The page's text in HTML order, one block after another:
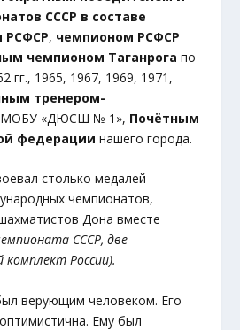
СССР в составе
РСФСР, чемпионом РСФСР
чемпионом Таганрога по
гг., 1965, 1967, 1969, 1971,
тренером-
МОБУ «ДЮСШ № 1», Почётным
федерации нашего города.
столько медалей
чемпионатов,
Дона вместе
СССР, две
комплект России).
верующим человеком. Его
Ему был